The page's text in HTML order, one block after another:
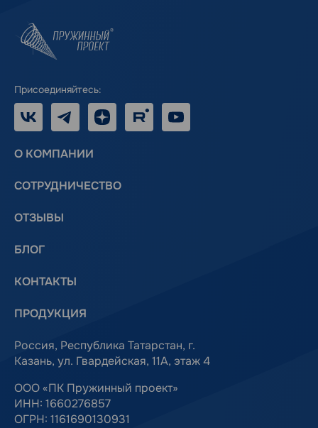
Присоединяйтесь:
Telegram Дзен RUTUBE
О КОМПАНИИ
СОТРУДНИЧЕСТВО
ОТЗЫВЫ
БЛОГ
КОНТАКТЫ
ПРОДУКЦИЯ
Россия, Республика Татарстан, г.
Казань, ул. Гвардейская, 11А, этаж 4
ООО «ПК Пружинный проект»
ИНН: 1660276857
ОГРН: 1161690130931